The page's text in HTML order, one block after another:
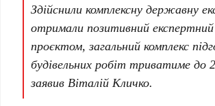
Здійснили комплексну державну
отримали позитивний експертний
проєктом, загальний комплекс
будівельних робіт триватиме до
заявив Віталій Кличко.